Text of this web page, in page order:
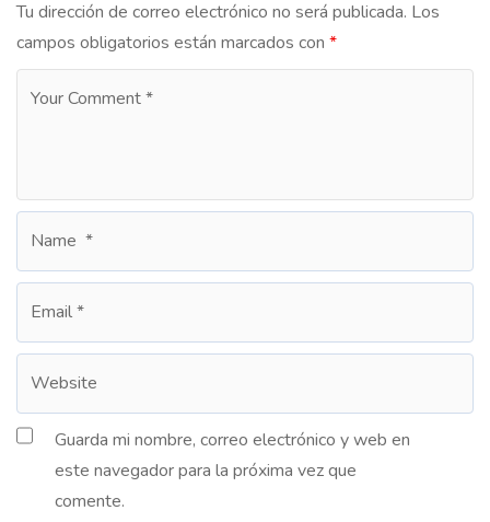
Tu dirección de correo electrónico no será publicada. Los
campos obligatorios están marcados con *
Guarda mi nombre, correo electrónico y web en
este navegador para la próxima vez que
comente.